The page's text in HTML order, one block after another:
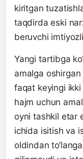
kiritgan
taqdirda eski
beruvchi
Yangi tartibga
amalga
faqat keyingi ikki
hajm uchun
oyni tashkil etar
ichida isitish va
oldindan